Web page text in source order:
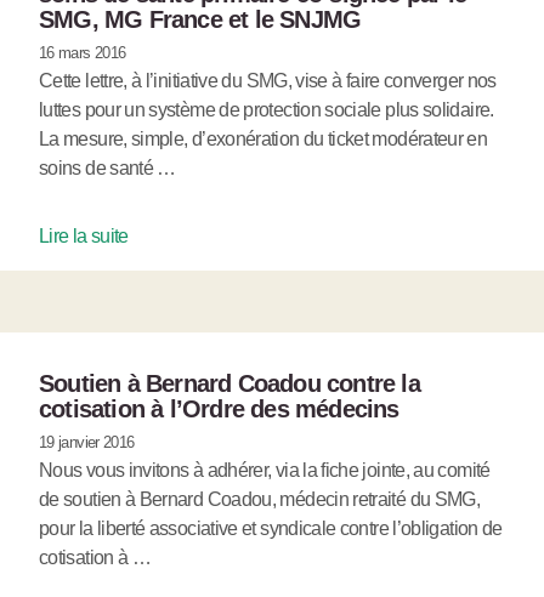
SMG, MG France et le SNJMG
16 mars 2016
Cette lettre, à l’initiative du SMG, vise à faire converger nos
luttes pour un système de protection sociale plus solidaire.
La mesure, simple, d’exonération du ticket modérateur en
soins de santé …
Lire la suite
Soutien à Bernard Coadou contre la
cotisation à l’Ordre des médecins
19 janvier 2016
Nous vous invitons à adhérer, via la fiche jointe, au comité
de soutien à Bernard Coadou, médecin retraité du SMG,
pour la liberté associative et syndicale contre l’obligation de
cotisation à …